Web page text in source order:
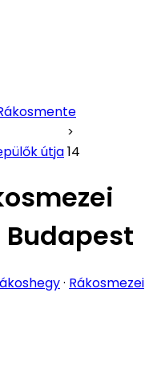
útja14
Budapest
· Rákosmezei